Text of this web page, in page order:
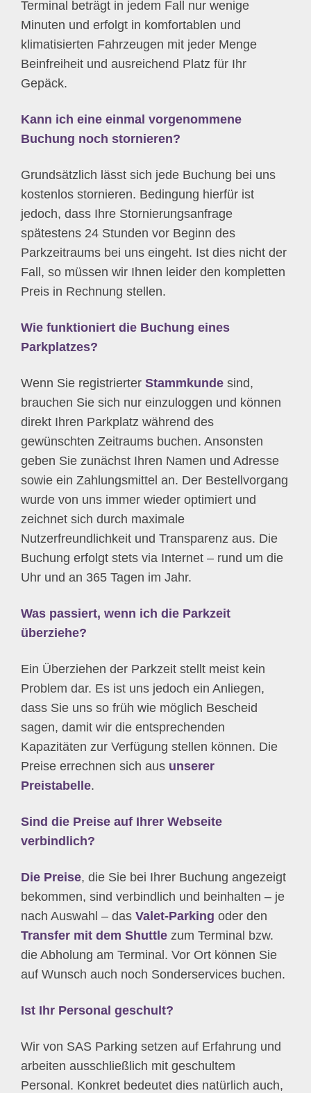
Terminal beträgt in jedem Fall nur wenige
Minuten und erfolgt in komfortablen und
klimatisierten Fahrzeugen mit jeder Menge
Beinfreiheit und ausreichend Platz für Ihr
Gepäck.
Kann ich eine einmal vorgenommene
Buchung noch stornieren?
Grundsätzlich lässt sich jede Buchung bei uns
kostenlos stornieren. Bedingung hierfür ist
jedoch, dass Ihre Stornierungsanfrage
spätestens 24 Stunden vor Beginn des
Parkzeitraums bei uns eingeht. Ist dies nicht der
Fall, so müssen wir Ihnen leider den kompletten
Preis in Rechnung stellen.
Wie funktioniert die Buchung eines
Parkplatzes?
Wenn Sie registrierter Stammkunde sind,
brauchen Sie sich nur einzuloggen und können
direkt Ihren Parkplatz während des
gewünschten Zeitraums buchen. Ansonsten
geben Sie zunächst Ihren Namen und Adresse
sowie ein Zahlungsmittel an. Der Bestellvorgang
wurde von uns immer wieder optimiert und
zeichnet sich durch maximale
Nutzerfreundlichkeit und Transparenz aus. Die
Buchung erfolgt stets via Internet – rund um die
Uhr und an 365 Tagen im Jahr.
Was passiert, wenn ich die Parkzeit
überziehe?
Ein Überziehen der Parkzeit stellt meist kein
Problem dar. Es ist uns jedoch ein Anliegen,
dass Sie uns so früh wie möglich Bescheid
sagen, damit wir die entsprechenden
Kapazitäten zur Verfügung stellen können. Die
Preise errechnen sich aus unserer
Preistabelle.
Sind die Preise auf Ihrer Webseite
verbindlich?
Die Preise, die Sie bei Ihrer Buchung angezeigt
bekommen, sind verbindlich und beinhalten – je
nach Auswahl – das Valet-Parking oder den
Transfer mit dem Shuttle zum Terminal bzw.
die Abholung am Terminal. Vor Ort können Sie
auf Wunsch auch noch Sonderservices buchen.
Ist Ihr Personal geschult?
Wir von SAS Parking setzen auf Erfahrung und
arbeiten ausschließlich mit geschultem
Personal. Konkret bedeutet dies natürlich auch,